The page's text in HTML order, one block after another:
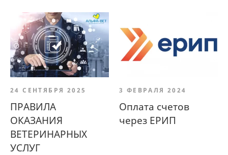
24 СЕНТЯБРЯ 2025
ПРАВИЛА
ОКАЗАНИЯ
ВЕТЕРИНАРНЫХ
УСЛУГ
3 ФЕВРАЛЯ 2024
Оплата счетов
через ЕРИП